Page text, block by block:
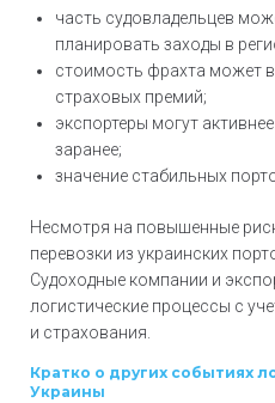
часть судовладельцев
планировать заходы в
стоимость фрахта может
страховых премий;
экспортеры могут
заранее;
значение стабильных
Несмотря на повышенные
перевозки из украинских
Судоходные компании и
логистические процессы с
и страхования.
Кратко о других событиях
Украины